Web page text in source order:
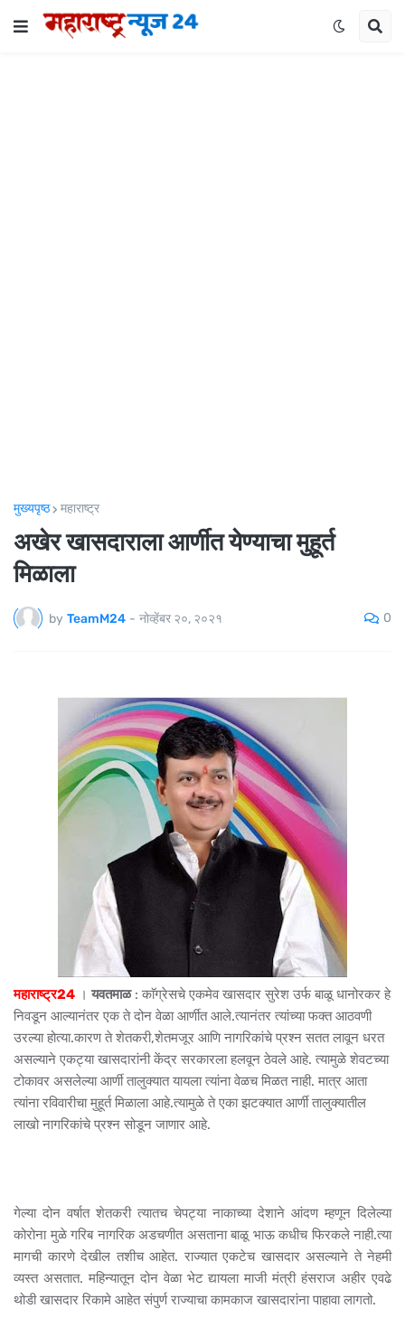
मुख्यपृष्ठ महाराष्ट्र
अखेर खासदाराला आर्णीत येण्याचा मुहूर्त
मिळाला
by TeamM24 - नोव्हेंबर २०, २०२१ 0
महाराष्ट्र24 । यवतमाळ: काॅग्रेसचे एकमेव खासदार सुरेश उर्फ बाळू धानोरकर हे
निवडून आल्यानंतर एक ते दोन वेळा आर्णीत आले.त्यानंतर त्यांच्या फक्त आठवणी
उरल्या होत्या.कारण ते शेतकरी,शेतमजूर आणि नागरिकांचे प्रश्न सतत लावून धरत
असल्याने एकट्या खासदारांनी केंद्र सरकारला हलवून ठेवले आहे. त्यामुळे शेवटच्या
टोकावर असलेल्या आर्णी तालुक्यात यायला त्यांना वेळच मिळत नाही. मात्र आता
त्यांना रविवारीचा मुहूर्त मिळाला आहे.त्यामुळे ते एका झटक्यात आर्णी तालुक्यातील
लाखो नागरिकांचे प्रश्न सोडून जाणार आहे.
गेल्या दोन वर्षात शेतकरी त्यातच चेपट्या नाकाच्या देशाने आंदण म्हणून दिलेल्या
कोरोना मुळे गरिब नागरिक अडचणीत असताना बाळू भाऊ कधीच फिरकले नाही.त्या
मागची कारणे देखील तशीच आहेत. राज्यात एकटेच खासदार असल्याने ते नेहमी
व्यस्त असतात. महिन्यातून दोन वेळा भेट द्यायला माजी मंत्री हंसराज अहीर एवढे
थोडी खासदार रिकामे आहेत संपुर्ण राज्याचा कामकाज खासदारांना पाहावा लागतो.